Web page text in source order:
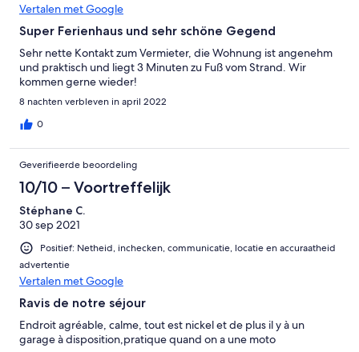
Vertalen met Google
Super Ferienhaus und sehr schöne Gegend
Sehr nette Kontakt zum Vermieter, die Wohnung ist angenehm
und praktisch und liegt 3 Minuten zu Fuß vom Strand. Wir
kommen gerne wieder!
8 nachten verbleven in april 2022
0
Geverifieerde beoordeling
10/10 – Voortreffelijk
Stéphane C.
30 sep 2021
Positief: Netheid, inchecken, communicatie, locatie en accuraatheid
advertentie
Vertalen met Google
Ravis de notre séjour
Endroit agréable, calme, tout est nickel et de plus il y à un
garage à disposition,pratique quand on a une moto